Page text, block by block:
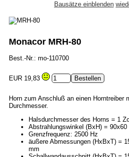
Bausätze einblenden
Monacor MRH-80
Best.-Nr.: mo-110700
EUR 19,83
Horn zum Anschluß an einen Horntreiber
Durchmesser.
Halsdurchmesser des Horns = 1
Abstrahlungswinkel (BxH) = 90x60
Grenzfrequenz: 2500 Hz
äußere Abmessungen (HxBxT) =
mm